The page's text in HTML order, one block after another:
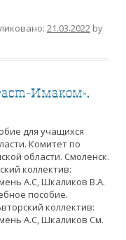
21.03.2022 by
Имаком».
для учащихся
Комитет по
области. Смоленск.
коллектив:
А.С, Шкаликов В.А.
пособие.
коллектив:
А.С, Шкаликов См.